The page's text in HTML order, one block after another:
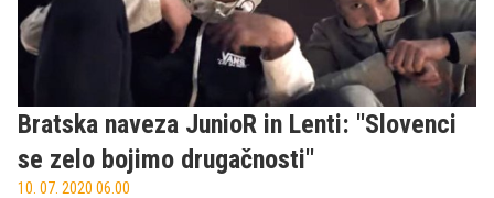
Bratska naveza JunioR in Lenti: ''Slovenci
se zelo bojimo drugačnosti''
10. 07. 2020 06.00